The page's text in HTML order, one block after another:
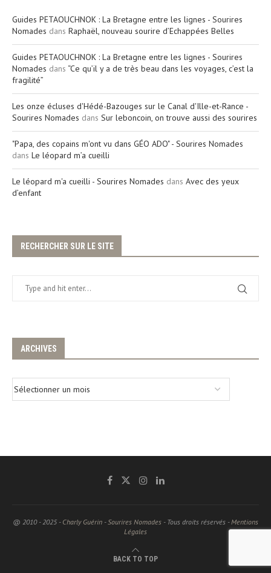
Guides PETAOUCHNOK : La Bretagne entre les lignes - Sourires
Nomades dans Raphaël, nouveau sourire d’Echappées Belles
Guides PETAOUCHNOK : La Bretagne entre les lignes - Sourires
Nomades dans “Ce qu’il y a de très beau dans les voyages, c’est la
fragilité”
Les onze écluses d'Hédé-Bazouges sur le Canal d'Ille-et-Rance -
Sourires Nomades dans Sur leboncoin, on trouve aussi des sourires
"Papa, des copains m'ont vu dans GÉO ADO" - Sourires Nomades
dans Le léopard m’a cueilli
Le léopard m'a cueilli - Sourires Nomades dans Avec des yeux
d’enfant
RECHERCHER SUR LE SITE
ARCHIVES
@ 2010 - 2025 - Charly Guérin -Sourires Nomades - Tous droits réservés -Mentions
Légales
BACK TO TOP